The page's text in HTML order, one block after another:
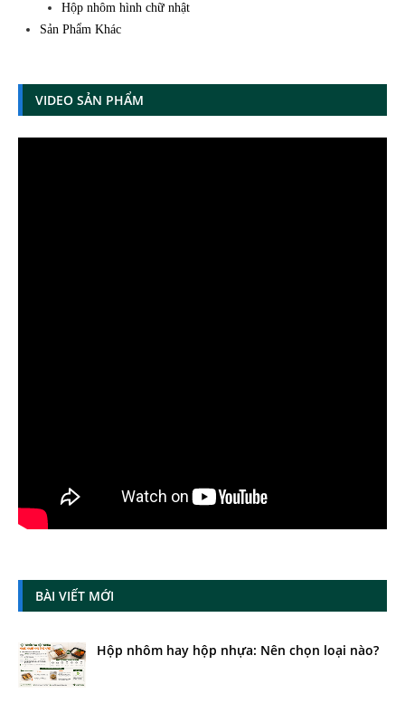
Hộp nhôm hình chữ nhật
Sản Phẩm Khác
VIDEO SẢN PHẨM
BÀI VIẾT MỚI
Hộp nhôm hay hộp nhựa: Nên chọn loại nào?